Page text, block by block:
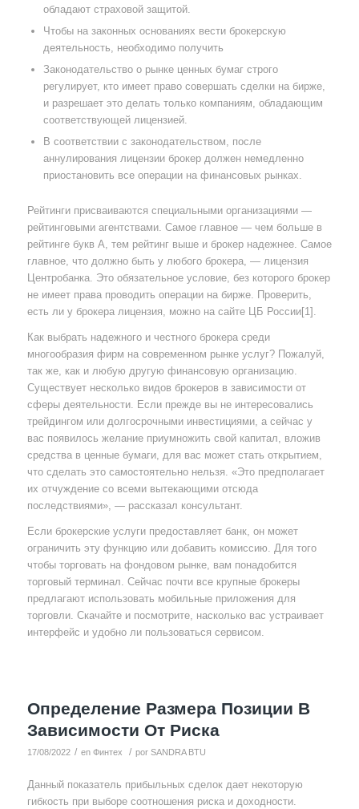
обладают страховой защитой.
Чтобы на законных основаниях вести брокерскую
деятельность, необходимо получить
Законодательство о рынке ценных бумаг строго
регулирует, кто имеет право совершать сделки на бирже,
и разрешает это делать только компаниям, обладающим
соответствующей лицензией.
В соответствии с законодательством, после
аннулирования лицензии брокер должен немедленно
приостановить все операции на финансовых рынках.
Рейтинги присваиваются специальными организациями —
рейтинговыми агентствами. Самое главное — чем больше в
рейтинге букв А, тем рейтинг выше и брокер надежнее. Самое
главное, что должно быть у любого брокера, — лицензия
Центробанка. Это обязательное условие, без которого брокер
не имеет права проводить операции на бирже. Проверить,
есть ли у брокера лицензия, можно на сайте ЦБ России[1].
Как выбрать надежного и честного брокера среди
многообразия фирм на современном рынке услуг? Пожалуй,
так же, как и любую другую финансовую организацию.
Существует несколько видов брокеров в зависимости от
сферы деятельности. Если прежде вы не интересовались
трейдингом или долгосрочными инвестициями, а сейчас у
вас появилось желание приумножить свой капитал, вложив
средства в ценные бумаги, для вас может стать открытием,
что сделать это самостоятельно нельзя. «Это предполагает
их отчуждение со всеми вытекающими отсюда
последствиями», — рассказал консультант.
Если брокерские услуги предоставляет банк, он может
ограничить эту функцию или добавить комиссию. Для того
чтобы торговать на фондовом рынке, вам понадобится
торговый терминал. Сейчас почти все крупные брокеры
предлагают использовать мобильные приложения для
торговли. Скачайте и посмотрите, насколько вас устраивает
интерфейс и удобно ли пользоваться сервисом.
Определение Размера Позиции В
Зависимости От Риска
17/08/2022 / en Финтех / por SANDRA BTU
Данный показатель прибыльных сделок дает некоторую
гибкость при выборе соотношения риска и доходности.